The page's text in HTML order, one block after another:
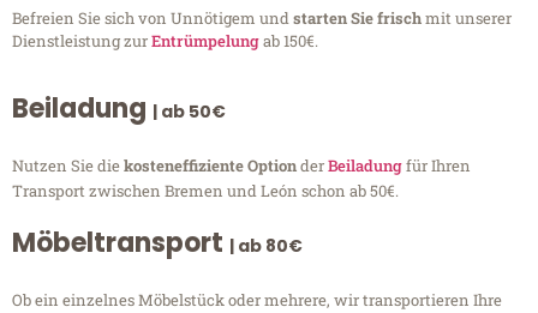
Befreien Sie sich von Unnötigem undstarten Sie frischmit unserer
Dienstleistung zurEntrümpelungab 150€.
Beiladung | ab 50€
Nutzen Sie diekosteneffiziente OptionderBeiladungfür Ihren
Transport zwischen Bremen und León schon ab 50€.
Möbeltransport | ab 80€
Ob ein einzelnes Möbelstück oder mehrere, wir transportieren Ihre